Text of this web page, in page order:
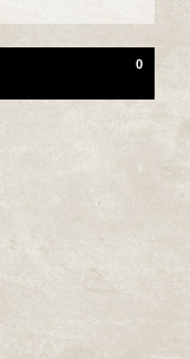
0